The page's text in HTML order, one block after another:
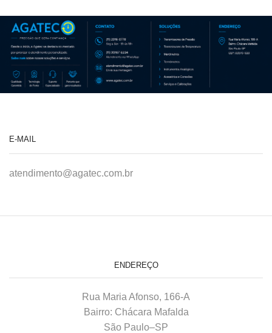
E-MAIL
atendimento@agatec.com.br
ENDEREÇO
Rua Maria Afonso, 166-A
Bairro: Chácara Mafalda
São Paulo–SP